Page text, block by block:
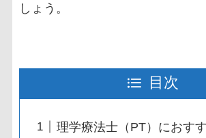
しょう。
目次
理学療法士（PT）におす